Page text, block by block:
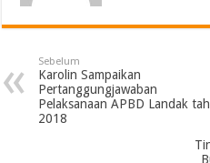
Sebelum
Karolin Sampaikan
Pertanggungjawaban
Pelaksanaan APBD Landak
2018